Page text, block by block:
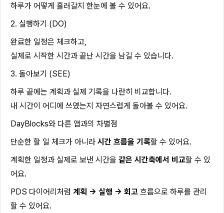
하루가 어떻게 흘러갈지 한눈에 볼 수 있어요.
2. 실행하기 (DO)
완료한 일정은 체크하고,
실제로 시작한 시간과 끝난 시간을 남길 수 있습니다.
3. 돌아보기 (SEE)
하루 끝에는 계획과 실제 기록을 나란히 비교합니다.
내 시간이 어디에 쓰였는지 자연스럽게 돌아볼 수 있어요.
DayBlocks와 다른 앱과의 차별점
단순한 할 일 체크가 아니라 시간 흐름을 기록할 수 있어요.
계획한 일정과 실제로 보낸 시간을 같은 시간축에서 비교할 수 있
어요.
PDS 다이어리처럼 계획 → 실행 → 회고 흐름으로 하루를 관리
할 수 있어요.